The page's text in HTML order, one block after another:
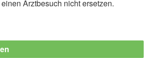
without antibiotics (veröffentlicht
Arztbesuch nicht ersetzen.